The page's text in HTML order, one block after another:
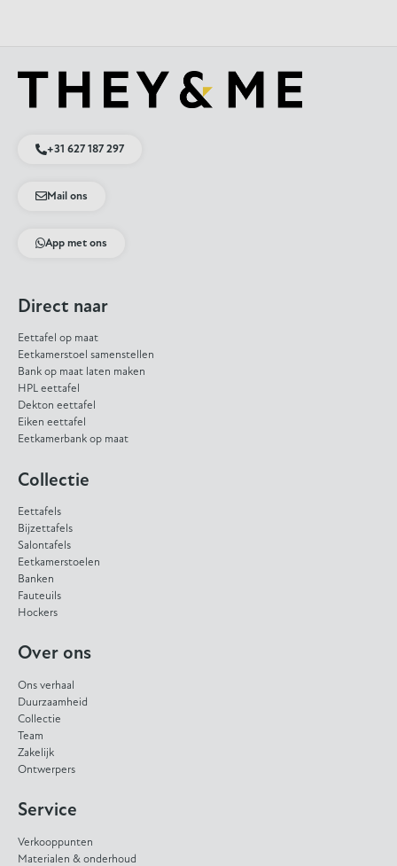
+31 627 187 297
Mail ons
App met ons
Direct naar
Eettafel op maat
Eetkamerstoel samenstellen
Bank op maat laten maken
HPL eettafel
Dekton eettafel
Eiken eettafel
Eetkamerbank op maat
Collectie
Eettafels
Bijzettafels
Salontafels
Eetkamerstoelen
Banken
Fauteuils
Hockers
Over ons
Ons verhaal
Duurzaamheid
Collectie
Team
Zakelijk
Ontwerpers
Service
Verkooppunten
Materialen & onderhoud